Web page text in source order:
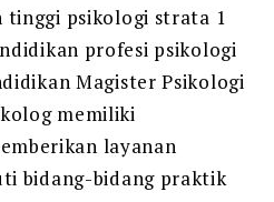
tinggi psikologi strata 1
profesi psikologi
Magister Psikologi
memiliki
layanan
bidang-bidang praktik